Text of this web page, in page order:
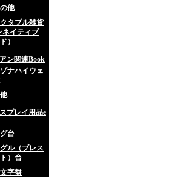
他
タブル雑貨
ネイティブ
）
ン関連Book
ナハイウェ
プレイ用品e
台
ル（ブレス
）台
字盤